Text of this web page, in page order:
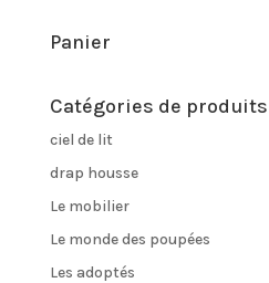
Panier
Catégories de produits
ciel de lit
drap housse
Le mobilier
Le monde des poupées
Les adoptés